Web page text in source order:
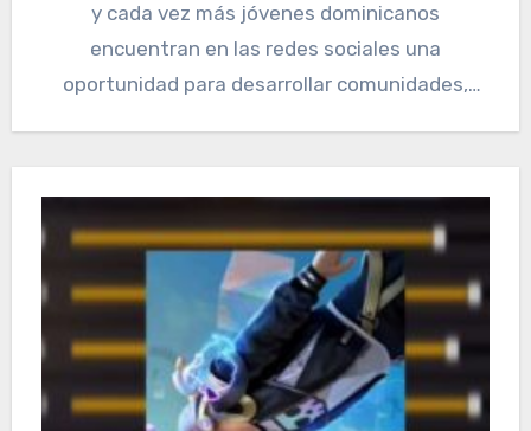
y cada vez más jóvenes dominicanos
encuentran en las redes sociales una
oportunidad para desarrollar comunidades,